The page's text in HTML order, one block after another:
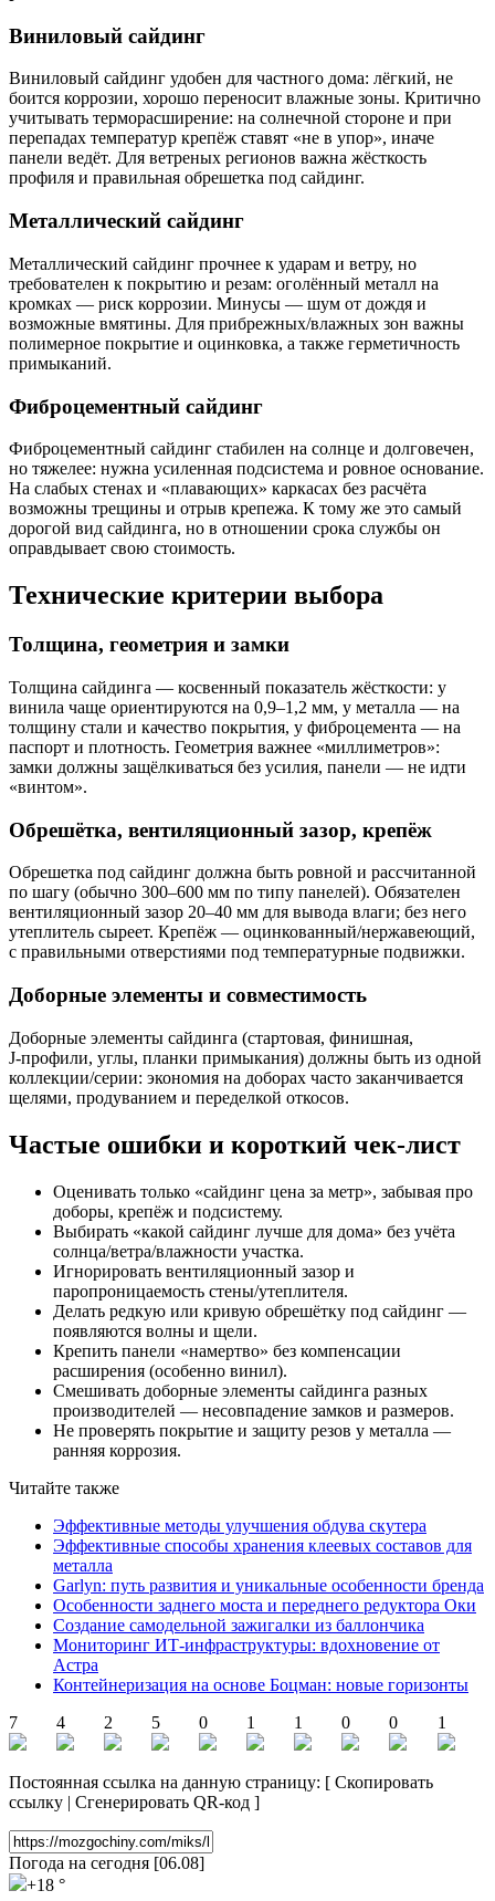
Виниловый сайдинг
Виниловый сайдинг удобен для частного дома: лёгкий, не
боится коррозии, хорошо переносит влажные зоны. Критично
учитывать терморасширение: на солнечной стороне и при
перепадах температур крепёж ставят «не в упор», иначе
панели ведёт. Для ветреных регионов важна жёсткость
профиля и правильная обрешетка под сайдинг.
Металлический сайдинг
Металлический сайдинг прочнее к ударам и ветру, но
требователен к покрытию и резам: оголённый металл на
кромках — риск коррозии. Минусы — шум от дождя и
возможные вмятины. Для прибрежных/влажных зон важны
полимерное покрытие и оцинковка, а также герметичность
примыканий.
Фиброцементный сайдинг
Фиброцементный сайдинг стабилен на солнце и долговечен,
но тяжелее: нужна усиленная подсистема и ровное основание.
На слабых стенах и «плавающих» каркасах без расчёта
возможны трещины и отрыв крепежа. К тому же это самый
дорогой вид сайдинга, но в отношении срока службы он
оправдывает свою стоимость.
Технические критерии выбора
Толщина, геометрия и замки
Толщина сайдинга — косвенный показатель жёсткости: у
винила чаще ориентируются на 0,9–1,2 мм, у металла — на
толщину стали и качество покрытия, у фиброцемента — на
паспорт и плотность. Геометрия важнее «миллиметров»:
замки должны защёлкиваться без усилия, панели — не идти
«винтом».
Обрешётка, вентиляционный зазор, крепёж
Обрешетка под сайдинг должна быть ровной и рассчитанной
по шагу (обычно 300–600 мм по типу панелей). Обязателен
вентиляционный зазор 20–40 мм для вывода влаги; без него
утеплитель сыреет. Крепёж — оцинкованный/нержавеющий,
с правильными отверстиями под температурные подвижки.
Доборные элементы и совместимость
Доборные элементы сайдинга (стартовая, финишная,
J‑профили, углы, планки примыкания) должны быть из одной
коллекции/серии: экономия на доборах часто заканчивается
щелями, продуванием и переделкой откосов.
Частые ошибки и короткий чек‑лист
Оценивать только «сайдинг цена за метр», забывая про
доборы, крепёж и подсистему.
Выбирать «какой сайдинг лучше для дома» без учёта
солнца/ветра/влажности участка.
Игнорировать вентиляционный зазор и
паропроницаемость стены/утеплителя.
Делать редкую или кривую обрешётку под сайдинг —
появляются волны и щели.
Крепить панели «намертво» без компенсации
расширения (особенно винил).
Смешивать доборные элементы сайдинга разных
производителей — несовпадение замков и размеров.
Не проверять покрытие и защиту резов у металла —
ранняя коррозия.
Читайте также
Эффективные методы улучшения обдува скутера
Эффективные способы хранения клеевых составов для
металла
Garlyn: путь развития и уникальные особенности бренда
Особенности заднего моста и переднего редуктора Оки
Создание самодельной зажигалки из баллончика
Мониторинг ИТ-инфраструктуры: вдохновение от
Астра
Контейнеризация на основе Боцман: новые горизонты
7
4 2 5 0 1 1 0 0 1
Постоянная ссылка на данную страницу: [ Скопировать
ссылку | Сгенерировать QR-код ]
Погода на сегодня [06.08]
+18 °